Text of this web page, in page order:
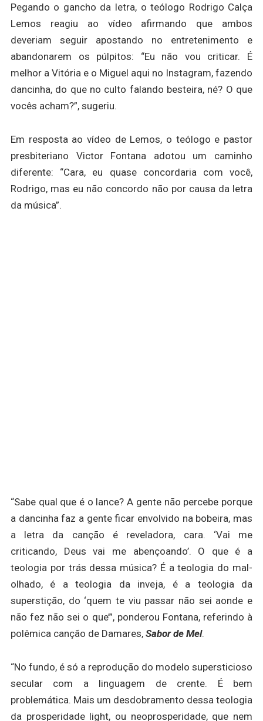
Pegando o gancho da letra, o teólogo Rodrigo Calça
Lemos reagiu ao vídeo afirmando que ambos
deveriam seguir apostando no entretenimento e
abandonarem os púlpitos: “Eu não vou criticar. É
melhor a Vitória e o Miguel aqui no Instagram, fazendo
dancinha, do que no culto falando besteira, né? O que
vocês acham?”, sugeriu.
Em resposta ao vídeo de Lemos, o teólogo e pastor
presbiteriano Victor Fontana adotou um caminho
diferente: “Cara, eu quase concordaria com você,
Rodrigo, mas eu não concordo não por causa da letra
da música”.
“Sabe qual que é o lance? A gente não percebe porque
a dancinha faz a gente ficar envolvido na bobeira, mas
a letra da canção é reveladora, cara. ‘Vai me
criticando, Deus vai me abençoando’. O que é a
teologia por trás dessa música? É a teologia do mal-
olhado, é a teologia da inveja, é a teologia da
superstição, do ‘quem te viu passar não sei aonde e
não fez não sei o que’”, ponderou Fontana, referindo à
polêmica canção de Damares, Sabor de Mel.
“No fundo, é só a reprodução do modelo supersticioso
secular com a linguagem de crente. É bem
problemática. Mais um desdobramento dessa teologia
da prosperidade light, ou neoprosperidade, que nem